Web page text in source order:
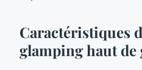
Caractéristiques
glamping haut de